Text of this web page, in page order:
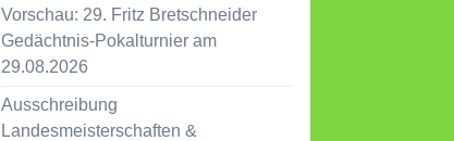
Vorschau: 29. Fritz Bretschneider
Gedächtnis-Pokalturnier am
29.08.2026
Ausschreibung
Landesmeisterschaften &